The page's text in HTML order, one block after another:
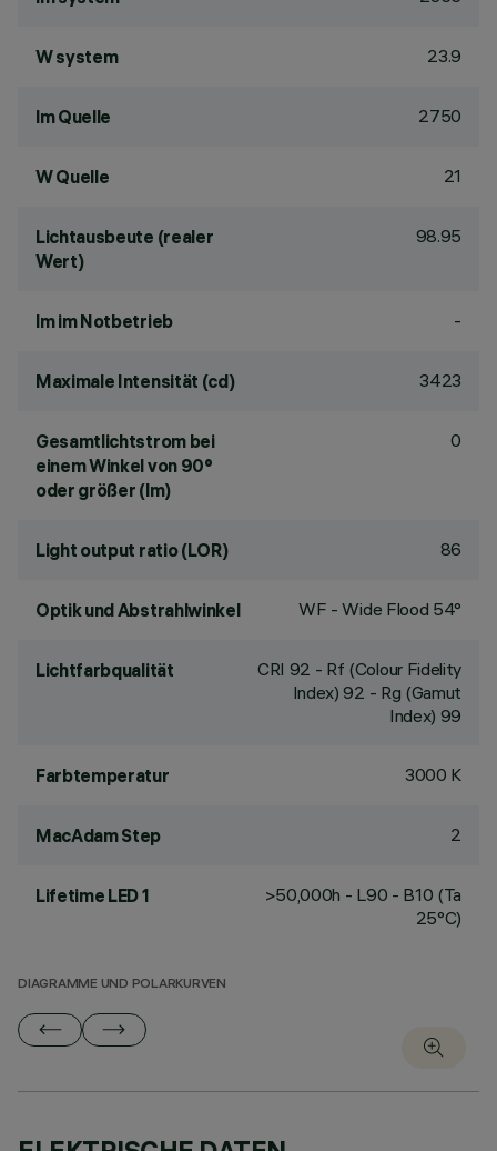
W system 23.9
lm Quelle 2750
W Quelle 21
Lichtausbeute (realer
Wert)
98.95
lm im Notbetrieb -
Maximale Intensität (cd) 3423
Gesamtlichtstrom bei
einem Winkel von 90°
oder größer (lm)
0
Light output ratio (LOR) 86
Optik und Abstrahlwinkel WF - Wide Flood 54°
Lichtfarbqualität CRI 92 - Rf (Colour Fidelity
Index) 92 - Rg (Gamut
Index) 99
Farbtemperatur 3000 K
MacAdam Step 2
Lifetime LED 1
>50,000h - L90 - B10 (Ta
25°C)
DIAGRAMME UND POLARKURVEN